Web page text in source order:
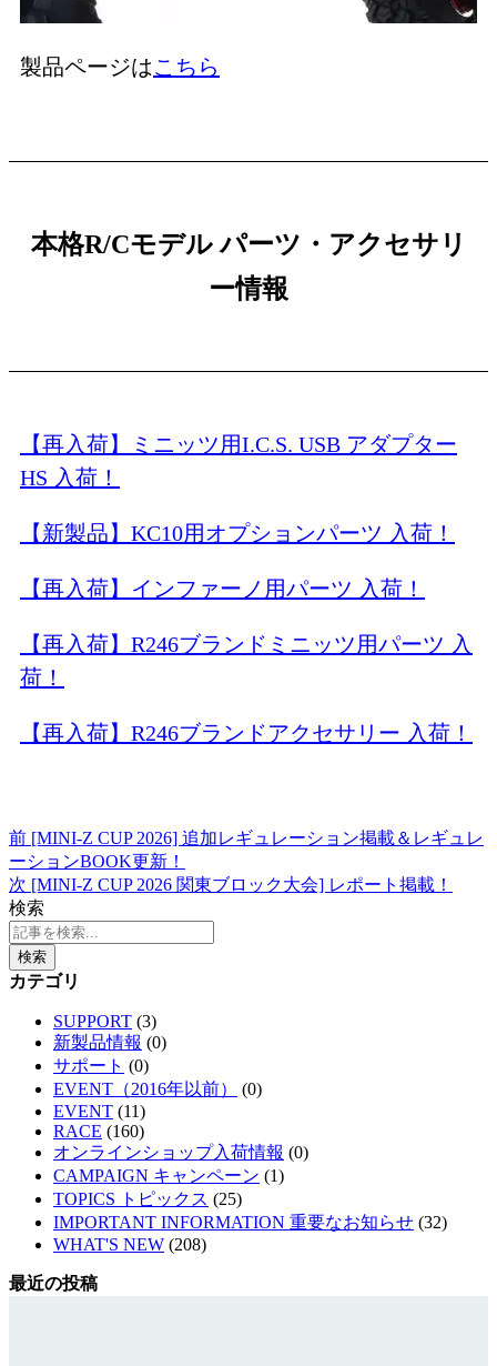
製品ページはこちら
本格R/Cモデル パーツ・アクセサリ
ー情報
【再入荷】ミニッツ用I.C.S. USB アダプター
HS 入荷！
【新製品】KC10用オプションパーツ 入荷！
【再入荷】インファーノ用パーツ 入荷！
【再入荷】R246ブランドミニッツ用パーツ 入
荷！
【再入荷】R246ブランドアクセサリー 入荷！
前 [MINI-Z CUP 2026] 追加レギュレーション掲載＆レギュレ
ーションBOOK更新！
次 [MINI-Z CUP 2026 関東ブロック大会] レポート掲載！
検索
検索
カテゴリ
SUPPORT (3)
新製品情報 (0)
サポート (0)
EVENT（2016年以前）
(0)
EVENT (11)
RACE (160)
オンラインショップ入荷情報 (0)
CAMPAIGN キャンペーン (1)
TOPICS トピックス (25)
IMPORTANT INFORMATION 重要なお知らせ (32)
WHAT'S NEW (208)
最近の投稿